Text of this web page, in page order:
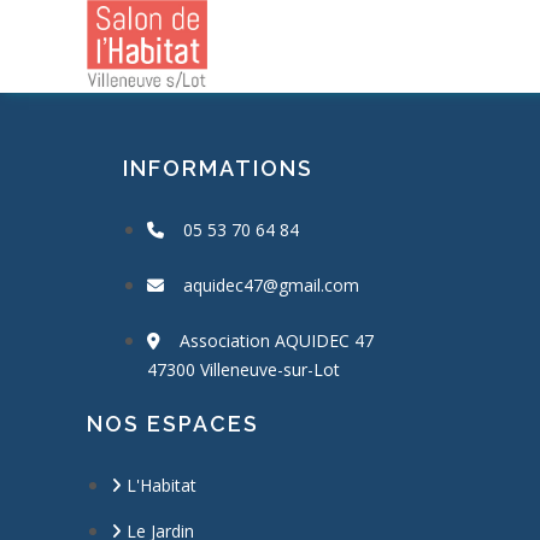
INFORMATIONS
05 53 70 64 84
aquidec47@gmail.com
Association AQUIDEC 47
47300 Villeneuve-sur-Lot
NOS ESPACES
L'Habitat
Le Jardin